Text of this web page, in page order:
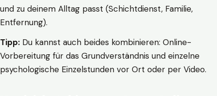
und zu deinem Alltag passt (Schichtdienst, Familie,
Entfernung).
Tipp: Du kannst auch beides kombinieren: Online-
Vorbereitung für das Grundverständnis und einzelne
psychologische Einzelstunden vor Ort oder per Video.